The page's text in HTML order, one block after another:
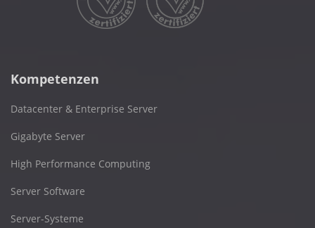
Kompetenzen
Datacenter & Enterprise Server
Gigabyte Server
High Performance Computing
Server Software
Server-Systeme